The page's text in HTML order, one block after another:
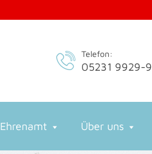
Telefon:
05231 9929-9
Ehrenamt Über uns